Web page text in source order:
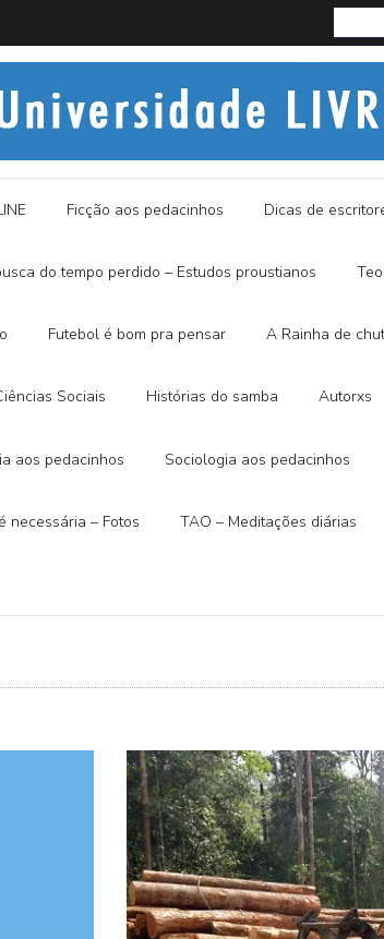
Histórias do
Ficção aos pedacinhos Dicas de
do tempo perdido – Estudos proustianos
Futebol é bom pra pensar A Rainha de
Sociais Histórias do samba Autorxs
aos pedacinhos Sociologia aos pedacinhos
necessária – Fotos TAO – Meditações diárias